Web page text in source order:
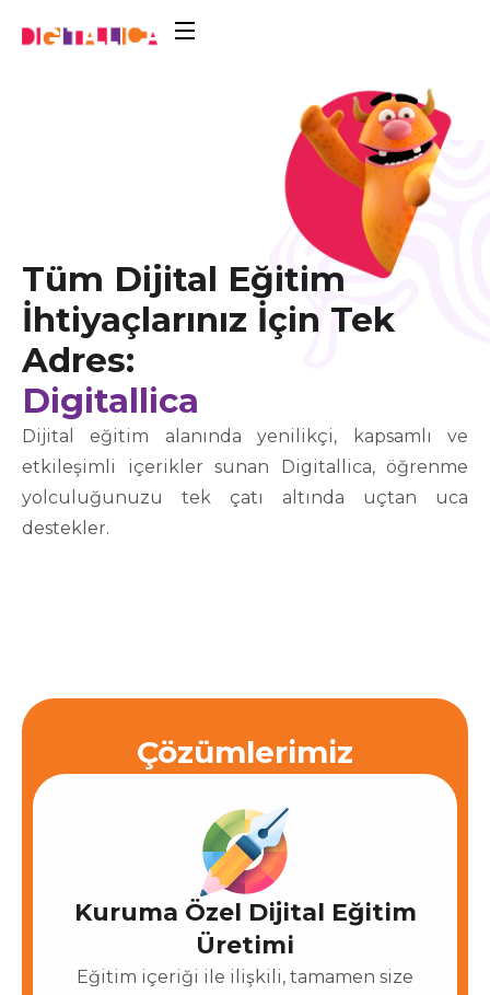
Tüm Dijital Eğitim
İhtiyaçlarınız İçin Tek
Adres:
Digitallica
Dijital eğitim alanında yenilikçi, kapsamlı ve
etkileşimli içerikler sunan Digitallica, öğrenme
yolculuğunuzu tek çatı altında uçtan uca
destekler.
Çözümlerimiz
Kuruma Özel Dijital Eğitim
Üretimi
Eğitim içeriği ile ilişkili, tamamen size